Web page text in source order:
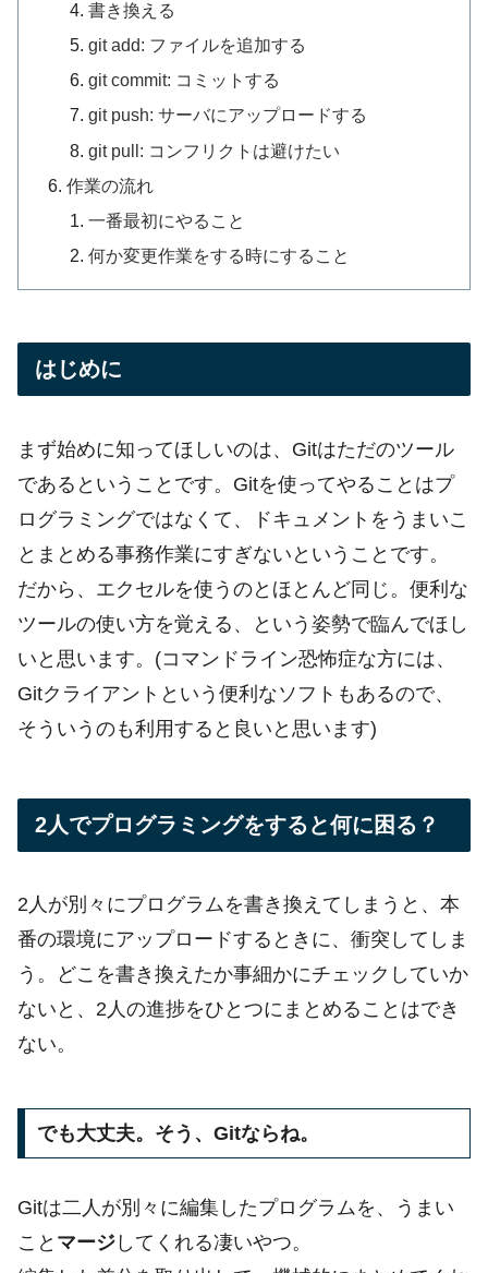
書き換える
git add: ファイルを追加する
git commit: コミットする
git push: サーバにアップロードする
git pull: コンフリクトは避けたい
作業の流れ
一番最初にやること
何か変更作業をする時にすること
はじめに
まず始めに知ってほしいのは、Gitはただのツール
であるということです。Gitを使ってやることはプ
ログラミングではなくて、ドキュメントをうまいこ
とまとめる事務作業にすぎないということです。
だから、エクセルを使うのとほとんど同じ。便利な
ツールの使い方を覚える、という姿勢で臨んでほし
いと思います。(コマンドライン恐怖症な方には、
Gitクライアントという便利なソフトもあるので、
そういうのも利用すると良いと思います)
2人でプログラミングをすると何に困る？
2人が別々にプログラムを書き換えてしまうと、本
番の環境にアップロードするときに、衝突してしま
う。どこを書き換えたか事細かにチェックしていか
ないと、2人の進捗をひとつにまとめることはでき
ない。
でも大丈夫。そう、Gitならね。
Gitは二人が別々に編集したプログラムを、うまい
こと マージ してくれる凄いやつ。